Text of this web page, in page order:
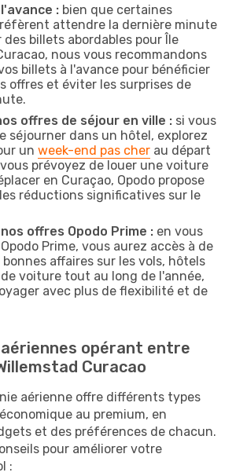
: bien que certaines
attendre la dernière minute
billets abordables pour Île
nous vous recommandons
billets à l'avance pour bénéficier
offres et éviter les surprises de
offres de séjour en ville : si vous
séjourner dans un hôtel, explorez
un week-end pas cher au départ
vous prévoyez de louer une voiture
en Curaçao, Opodo propose
réductions significatives sur le
offres Opodo Prime : en vous
Prime, vous aurez accès à de
bonnes affaires sur les vols, hôtels
voiture tout au long de l'année,
avec plus de flexibilité et de
opérant entre
Curacao
aérienne offre différents types
au premium, en
et des préférences de chacun.
pour améliorer votre
: